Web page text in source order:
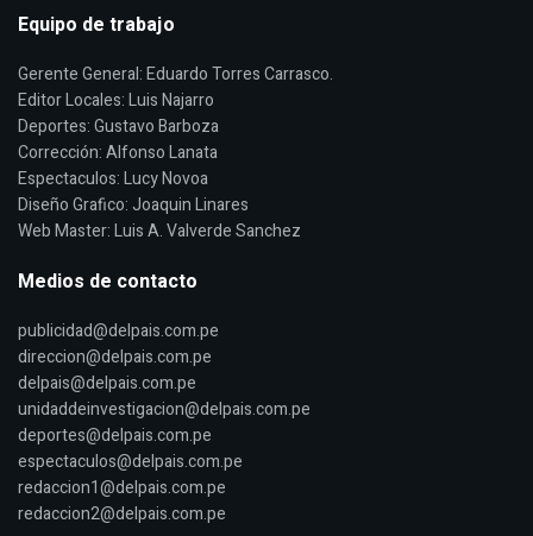
Equipo de trabajo
Gerente General: Eduardo Torres Carrasco.
Editor Locales: Luis Najarro
Deportes: Gustavo Barboza
Corrección: Alfonso Lanata
Espectaculos: Lucy Novoa
Diseño Grafico: Joaquin Linares
Web Master: Luis A. Valverde Sanchez
Medios de contacto
publicidad@delpais.com.pe
direccion@delpais.com.pe
delpais@delpais.com.pe
unidaddeinvestigacion@delpais.com.pe
deportes@delpais.com.pe
espectaculos@delpais.com.pe
redaccion1@delpais.com.pe
redaccion2@delpais.com.pe